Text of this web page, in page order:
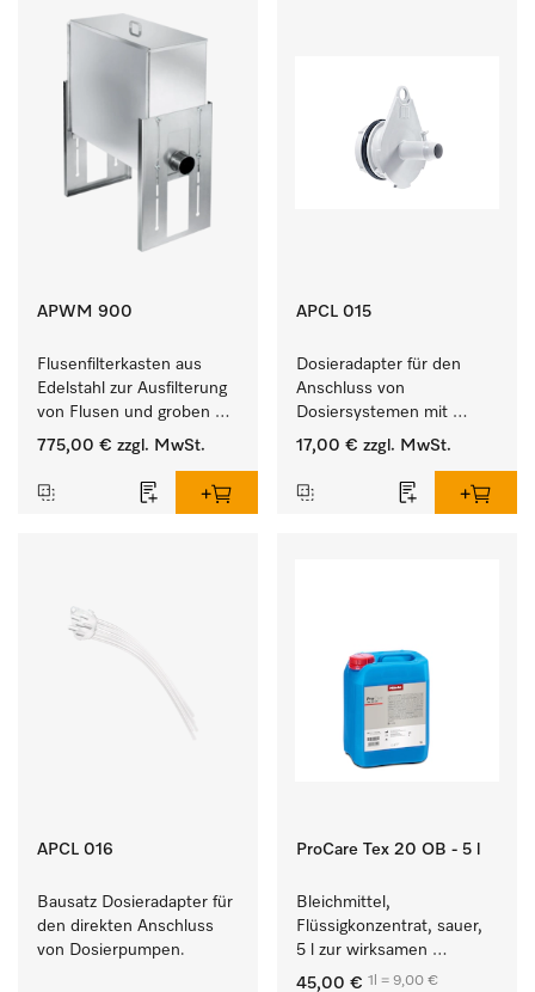
APWM 900
Flusenfilterkasten aus
Edelstahl zur Ausfilterung
von Flusen und groben
Partikeln aus der Lauge.
775,00 € zzgl. MwSt.
APCL 015
Dosieradapter für den
Anschluss von
Dosiersystemen mit
Wassereinspülung.
17,00 € zzgl. MwSt.
APCL 016
Bausatz Dosieradapter für
den direkten Anschluss
von Dosierpumpen.
ProCare Tex 20 OB - 5 l
Bleichmittel,
Flüssigkonzentrat, sauer,
5 l zur wirksamen
Entfernung von
45,00 € 1l = 9,00 €